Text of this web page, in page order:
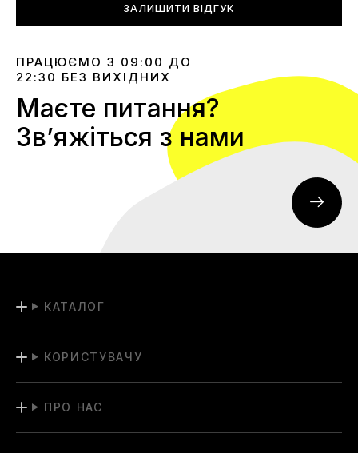
ЗАЛИШИТИ ВІДГУК
ПРАЦЮЄМО З 09:00 ДО
22:30 БЕЗ ВИХІДНИХ
Маєте питання?
Звʼяжіться з нами
КАТАЛОГ
КОРИСТУВАЧУ
ПРО НАС